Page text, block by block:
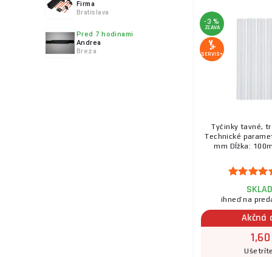
Firma
Bratislava
Pred 7 hodinami
Andrea
Breza
8.
9.
-3 %
ZĽAVA
SERVIS+
Tyčinky tavné,
Technické
mm Dĺžka:
ihneď na
Akčná